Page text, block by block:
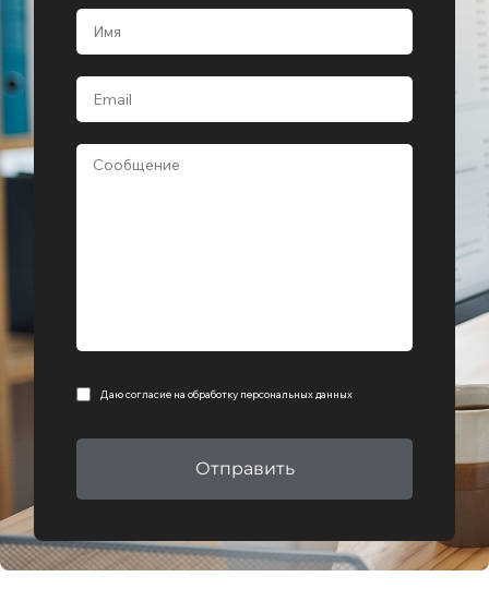
Даю согласие на обработку персональных данных
Отправить